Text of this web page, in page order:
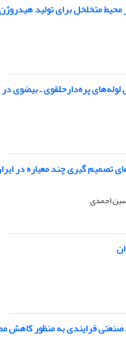
متخلخل برای تولید
پره‌دارحلقوی ـ بیضوی در
تصمیم گیری چند معیاره در
احمدی
فرایندی به منظور کاهش